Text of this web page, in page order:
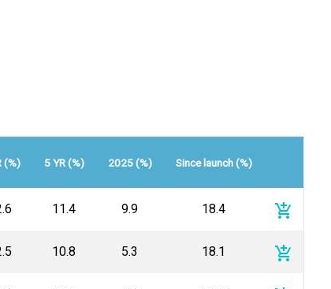
(%) 5 YR (%) 2025 (%) Since launch (%)
11.4 9.9 18.4 add_shopping_cart
10.8 5.3 18.1 add_shopping_cart